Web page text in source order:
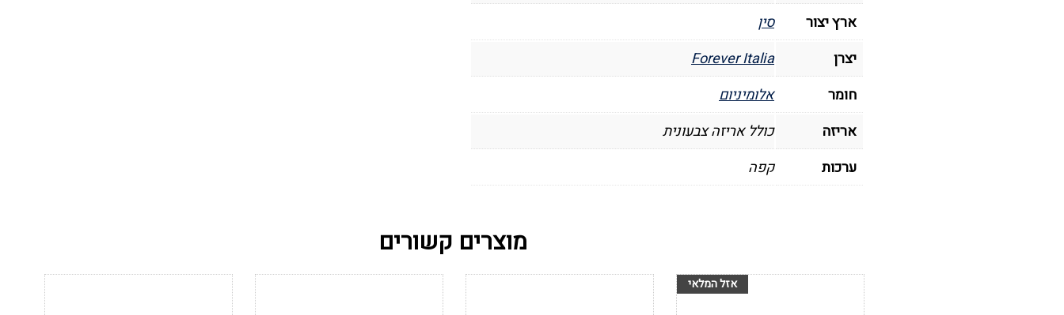
ארץ יצור
סין
יצרן
Forever Italia
חומר
אלומיניום
אריזה
כולל אריזה צבעונית
ערכות
קפה
מוצרים קשורים